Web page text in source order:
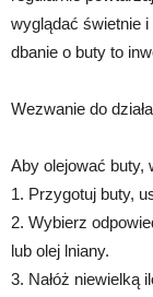
wyglądać świetnie i
dbanie o buty to
Wezwanie do
Aby olejować buty,
1. Przygotuj buty,
2. Wybierz
lub olej lniany.
3. Nałóż niewielką